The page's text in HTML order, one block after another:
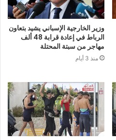
وزير الخارجية الإسباني يشيد بتعاون
الرباط في إعادة قرابة 48 ألف
مهاجر من سبتة المحتلة
منذ 3 أيام